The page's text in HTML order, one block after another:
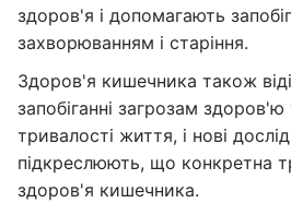
здоров'я і допомагають
захворюванням і старіння.
Здоров'я кишечника також
запобіганні загрозам здоров'ю
тривалості життя, і нові
підкреслюють, що конкретна
здоров'я кишечника.